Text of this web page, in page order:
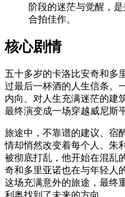
阶段的迷茫与觉醒，
合拍佳作。
核心剧情
五十多岁的卡洛比安奇和多
过最后一杯酒的人生信条。
内向、对人生充满迷茫的建
最终演变成一场穿越威尼斯
旅途中，不靠谱的建议、宿
情却悄然改变着每个人。朱
被彻底打乱，他开始在混乱
奇和多里亚诺也在与年轻人
这场充满意外的旅途，最终